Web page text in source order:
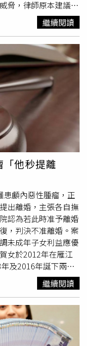
曾寫信給對方稱：
內容顯示2人仍保持
自相矛盾。安德魯曾
）中向主持人梅特里
底赴紐約，親自向艾
Sun）與《星期日郵
封2011年的電郵，
定、慷慨且高貴的
接受艾普斯坦金援的
斷絕合作。今年9
人（Duchess of
與查爾斯國王、威廉
Kate Middleton）夫
士報》（The
不打算邀請安德魯
查爾斯三世的王室
國王希望他們「保持
力。1名接近查爾斯
己的兄弟，但如果公
將是最理想的結果，
德魯在2022年伊莉
突顯其被剝奪軍事
洛尼（Andrew
》（Sky News）訪
室身份。那是他一生
服、昂首闊步地表現
脅，律師原本建議死
到醫院管理層冷淡拒
睽睽下傷害妳。」最
這起事件發生在土耳
）的一間私人醫院。
因塔普利（Atilla
42歲前妻埃塞爾‧卡
監視器畫面，當阿
刻爆發激烈爭吵。
）進入房間試圖介
阿提拉的要求遭到拒
，並且從袋子中開始
提拉，逃到醫院的走
樓梯間追上高舉雙手
，確認她倒地後才
。根據當地警方調
護令，且兇案當天，
達阿提拉手中。本案
次舉行聽證會，阿提
，還嘗試將責任推給
發生。他還表示自己
希望能得到「無罪
前妻友人進入房間激
自己希望獲得無罪釋
，埃塞爾與阿提拉的
強烈要求對父親施以
塔法（Mustafa
持相同論調，認為
阿提拉的辯護律師則
繼續閱讀
「他秒提離
患顱內惡性腫瘤，正
出離婚，主張各自撫
認為若此時准予離婚
，判決不准離婚。案
未成年子女利益應優
女於2012年在雁江
及2016年誕下兩名
住四川大學華西醫
大佔位、雙側額部膜
3月再次確診為顱內
向法院提起離婚訴
張各自撫養一名子
，但要求兩名子女均
繼續閱讀